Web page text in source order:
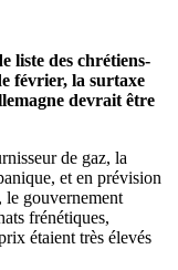
liste des chrétiens-
février, la surtaxe
devrait être
de gaz, la
et en prévision
le gouvernement
frénétiques,
étaient très élevés